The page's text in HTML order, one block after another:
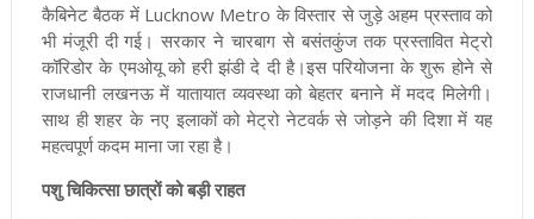
कैबिनेट बैठक में Lucknow Metro के विस्तार से जुड़े अहम प्रस्ताव को
भी मंजूरी दी गई। सरकार ने चारबाग से बसंतकुंज तक प्रस्तावित मेट्रो
कॉरिडोर के एमओयू को हरी झंडी दे दी है।इस परियोजना के शुरू होने से
राजधानी लखनऊ में यातायात व्यवस्था को बेहतर बनाने में मदद मिलेगी।
साथ ही शहर के नए इलाकों को मेट्रो नेटवर्क से जोड़ने की दिशा में यह
महत्वपूर्ण कदम माना जा रहा है।
पशु चिकित्सा छात्रों को बड़ी राहत